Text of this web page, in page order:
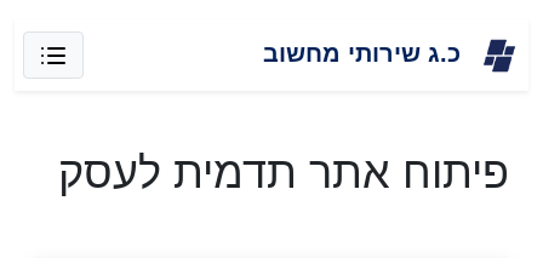
כ.ג שירותי מחשוב
פיתוח אתר תדמית לעסק